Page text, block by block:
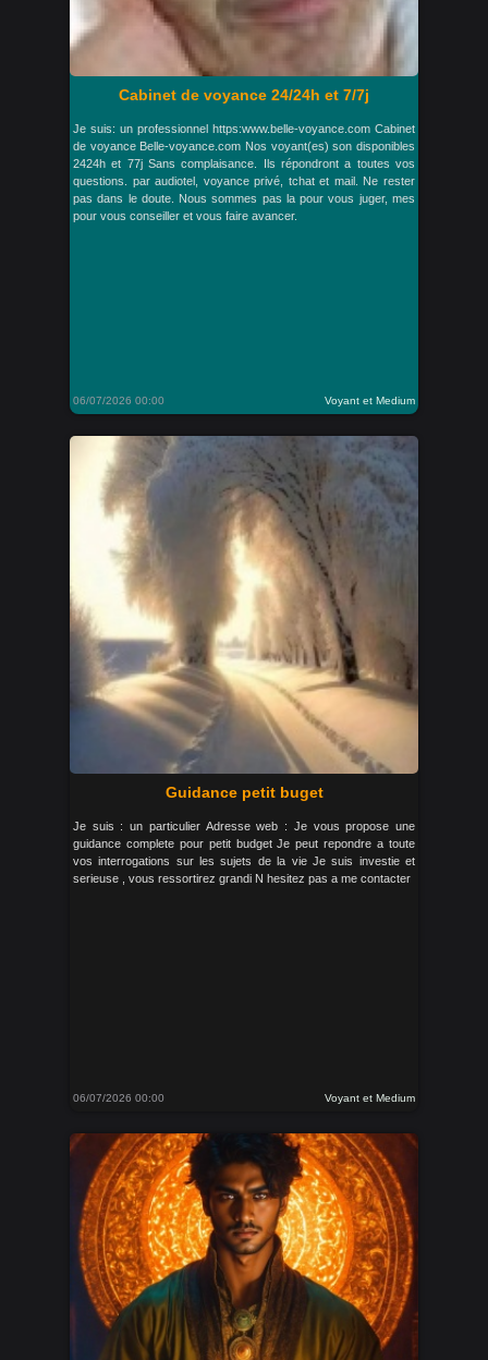
Cabinet de voyance 24/24h et 7/7j
Je suis: un professionnel https:www.belle-voyance.com Cabinet
de voyance Belle-voyance.com Nos voyant(es) son disponibles
2424h et 77j Sans complaisance. Ils répondront a toutes vos
questions. par audiotel, voyance privé, tchat et mail. Ne rester
pas dans le doute. Nous sommes pas la pour vous juger, mes
pour vous conseiller et vous faire avancer.
06/07/2026 00:00 Voyant et Medium
Guidance petit buget
Je suis : un particulier Adresse web : Je vous propose une
guidance complete pour petit budget Je peut repondre a toute
vos interrogations sur les sujets de la vie Je suis investie et
serieuse , vous ressortirez grandi N hesitez pas a me contacter
06/07/2026 00:00 Voyant et Medium